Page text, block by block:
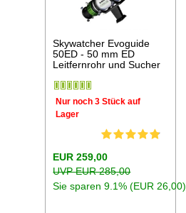
Skywatcher Evoguide
50ED - 50 mm ED
Leitfernrohr und Sucher
Nur noch 3 Stück auf
Lager
EUR 259,00
UVP EUR 285,00
Sie sparen 9.1% (EUR 26,00)